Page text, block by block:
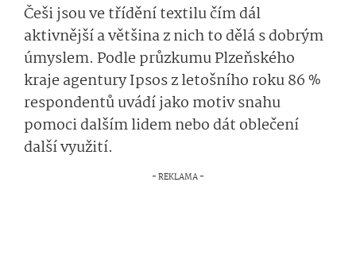
Češi jsou ve třídění textilu čím dál
aktivnější a většina z nich to dělá s dobrým
úmyslem. Podle průzkumu Plzeňského
kraje agentury Ipsos z letošního roku 86 %
respondentů uvádí jako motiv snahu
pomoci dalším lidem nebo dát oblečení
další využití.